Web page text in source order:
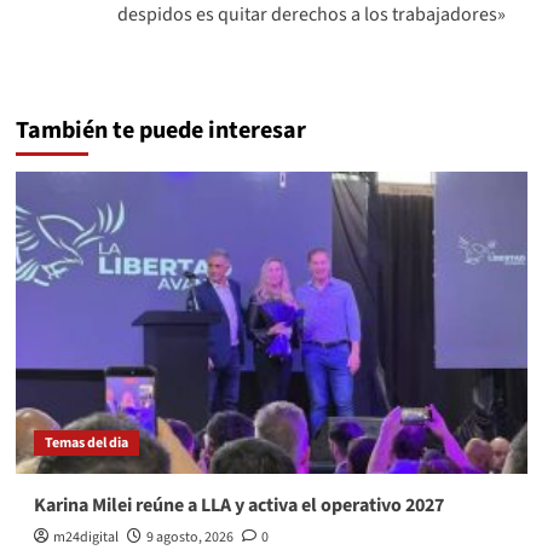
despidos es quitar derechos a los trabajadores»
También te puede interesar
Temas del dia
Karina Milei reúne a LLA y activa el operativo 2027
m24digital 9 agosto, 2026 0